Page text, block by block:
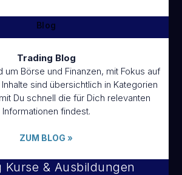
TRADENEON SOFTWARE
Blog
Trading Blog
um Börse und Finanzen, mit Fokus auf
sind übersichtlich in Kategorien
Du schnell die für Dich relevanten
Informationen findest.
ZUM BLOG »
Kurse & Ausbildungen